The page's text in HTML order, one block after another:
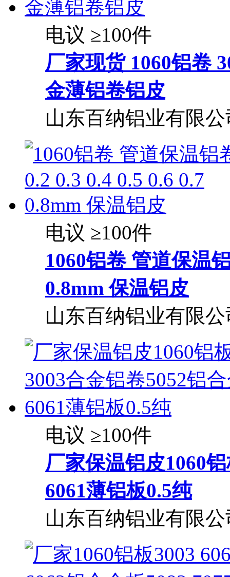
电议 ≥100件
厂家现货 1060铝卷
金薄铝卷铝皮
山东百纳铝业有限公
电议 ≥100件
1060铝卷 管道保温
0.8mm 保温铝皮
山东百纳铝业有限公
电议 ≥100件
厂家保温铝皮1060
6061薄铝板0.5纯
山东百纳铝业有限公